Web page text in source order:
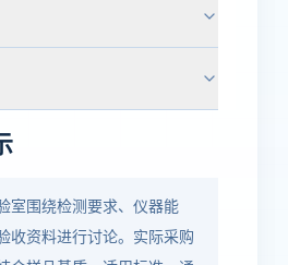
室围绕检测要求、仪器能
收资料进行讨论。实际采购